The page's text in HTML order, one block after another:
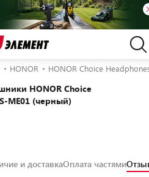
HONOR HONOR Choice
HONOR Choice
ME01 (черный)
и доставкаОплата частями